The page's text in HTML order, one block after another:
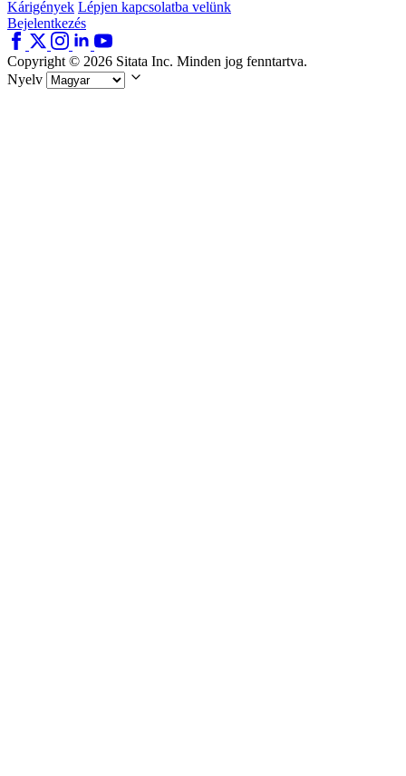
Kárigények Lépjen kapcsolatba velünk
Bejelentkezés
Copyright © 2026 Sitata Inc. Minden jog fenntartva.
Nyelv